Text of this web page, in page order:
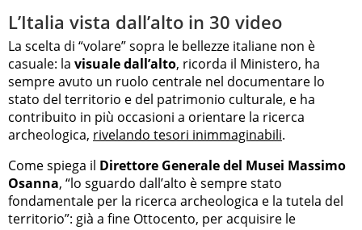
L’Italia vista dall’alto in 30 video
La scelta di “volare” sopra le bellezze italiane non è
casuale: la visuale dall’alto, ricorda il Ministero, ha
sempre avuto un ruolo centrale nel documentare lo
stato del territorio e del patrimonio culturale, e ha
contribuito in più occasioni a orientare la ricerca
archeologica, rivelando tesori inimmaginabili.
Come spiega il Direttore Generale del Musei Massimo
Osanna, “lo sguardo dall’alto è sempre stato
fondamentale per la ricerca archeologica e la tutela del
territorio”: già a fine Ottocento, per acquisire le